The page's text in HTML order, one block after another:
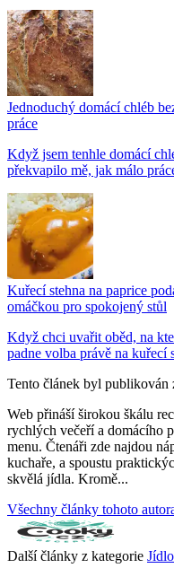
Jednoduchý domácí chléb
práce
Když jsem tenhle domácí
překvapilo mě, jak málo
Kuřecí stehna na paprice
omáčkou pro spokojený stůl
Když chci uvařit oběd, na
padne volba právě na kuřecí
Tento článek byl publikován
Web přináší širokou škálu
rychlých večeří a domácího
menu. Čtenáři zde najdou
kuchaře, a spoustu
skvělá jídla. Kromě...
Všechny články tohoto
Další články z kategorie